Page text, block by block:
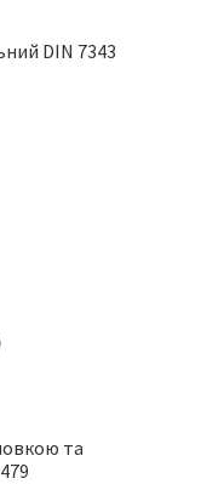
DIN 7343
та